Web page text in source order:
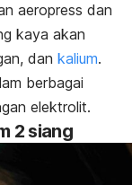
aeropress dan
kaya akan
dan kalium.
berbagai
elektrolit.
2 siang